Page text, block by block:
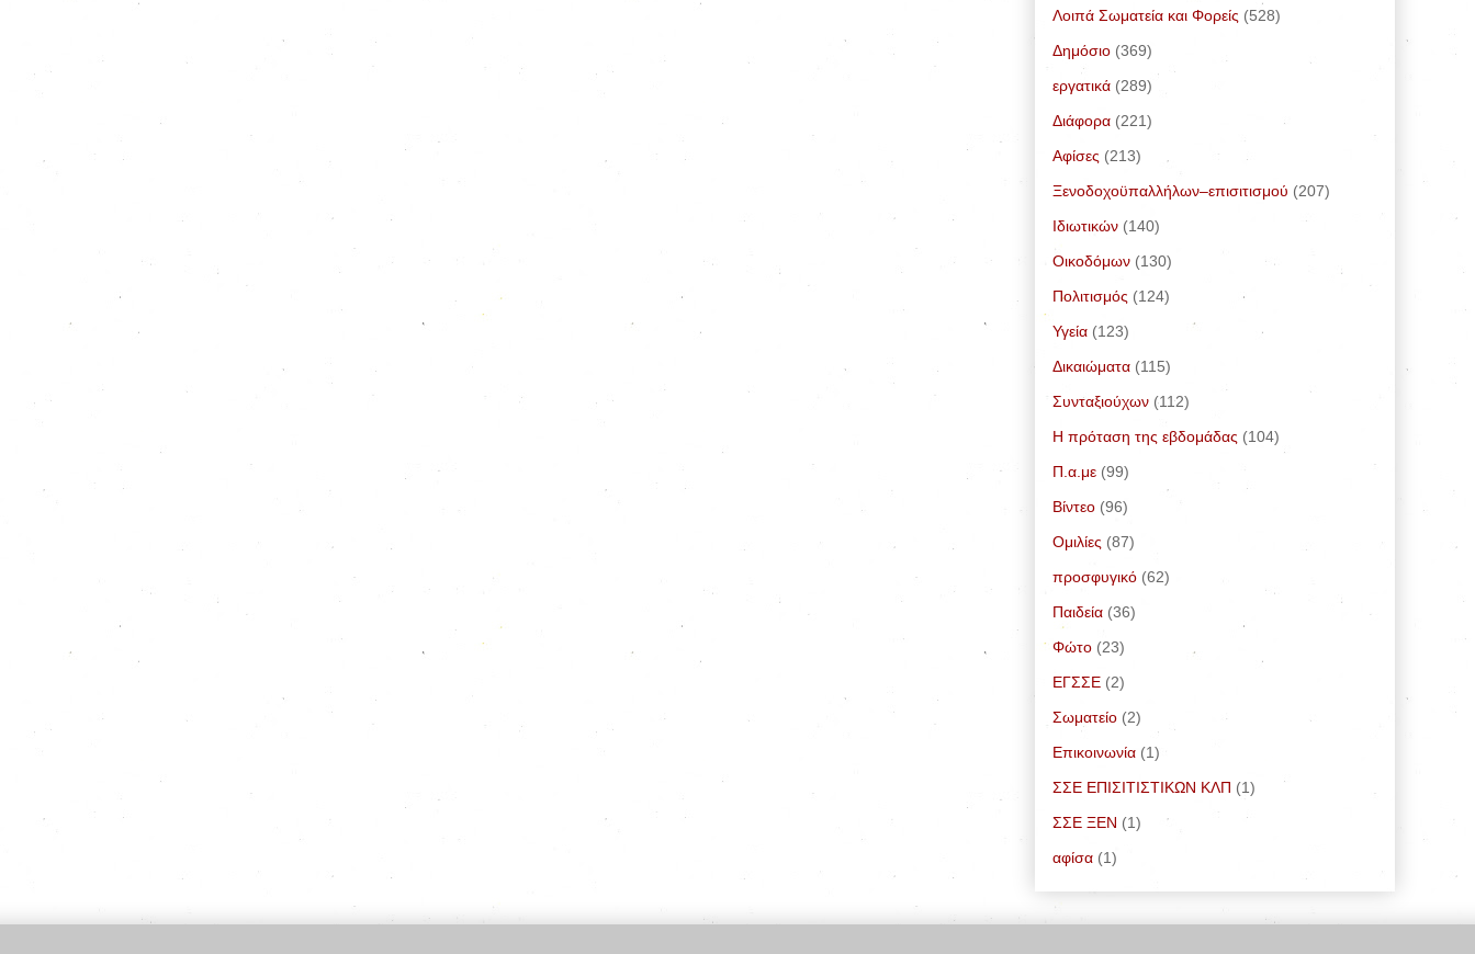
Λοιπά Σωματεία και Φορείς (528)
Δημόσιο (369)
εργατικά (289)
Διάφορα (221)
Αφίσες (213)
Ξενοδοχοϋπαλλήλων–επισιτισμού (207)
Ιδιωτικών (140)
Οικοδόμων (130)
Πολιτισμός (124)
Υγεία (123)
Δικαιώματα (115)
Συνταξιούχων (112)
Η πρόταση της εβδομάδας (104)
Π.α.με (99)
Bίντεο (96)
Ομιλίες (87)
προσφυγικό (62)
Παιδεία (36)
Φώτο (23)
ΕΓΣΣΕ (2)
Σωματείο (2)
Επικοινωνία (1)
ΣΣΕ ΕΠΙΣΙΤΙΣΤΙΚΩΝ ΚΛΠ (1)
ΣΣΕ ΞΕΝ (1)
αφίσα (1)